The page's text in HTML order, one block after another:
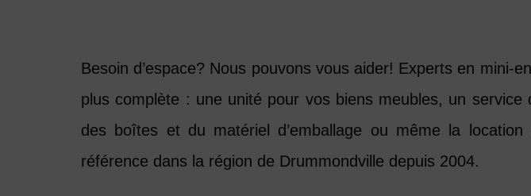
Besoin d’espace? Nous pouvons vous aider! Experts en mini-
plus complète : une unité pour vos biens meubles, un
des boîtes et du matériel d’emballage ou même la
référence dans la région de Drummondville depuis 2004.